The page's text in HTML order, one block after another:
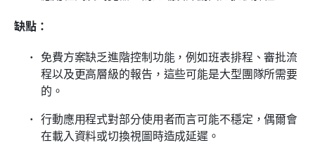
缺點：
免費方案缺乏進階控制功能，例如班表排程、審批流
程以及更高層級的報告，這些可能是大型團隊所需要
的。
行動應用程式對部分使用者而言可能不穩定，偶爾會
在載入資料或切換視圖時造成延遲。